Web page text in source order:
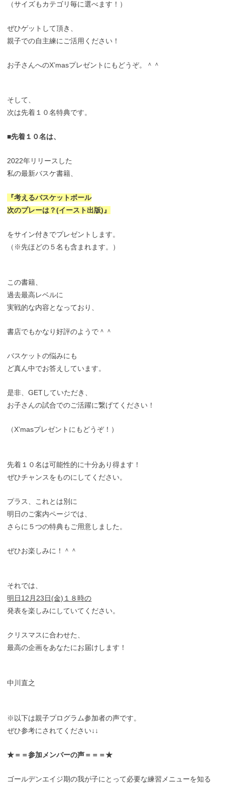
（サイズもカテゴリ毎に選べます！）
ぜひゲットして頂き、
親子での自主練にご活用ください！
お子さんへのX’masプレゼントにもどうぞ。＾＾
そして、
次は先着１０名特典です。
■先着１０名は、
2022年リリースした
私の最新バスケ書籍、
『考えるバスケットボール
次のプレーは？(イースト出版)』
をサイン付きでプレゼントします。
（※先ほどの５名も含まれます。）
この書籍、
過去最高レベルに
実戦的な内容となっており、
書店でもかなり好評のようで＾＾
バスケットの悩みにも
ど真ん中でお答えしています。
是非、GETしていただき、
お子さんの試合でのご活躍に繋げてください！
（X’masプレゼントにもどうぞ！）
先着１０名は可能性的に十分あり得ます！
ぜひチャンスをものにしてください。
プラス、これとは別に
明日のご案内ページでは、
さらに５つの特典もご用意しました。
ぜひお楽しみに！＾＾
それでは、
明日12月23日(金)１８時の
発表を楽しみにしていてください。
クリスマスに合わせた、
最高の企画をあなたにお届けします！
中川直之
※以下は親子プログラム参加者の声です。
ぜひ参考にされてください↓↓
★＝＝参加メンバーの声＝＝＝★
ゴールデンエイジ期の我が子にとって必要な練習メニューを知る